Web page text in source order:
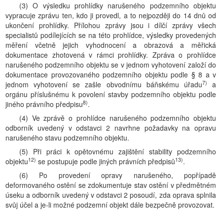
(3) O výsledku prohlídky narušeného podzemního objektu
vypracuje zprávu ten, kdo ji provedl, a to nejpozději do 14 dnů od
ukončení prohlídky. Přílohou zprávy jsou i dílčí zprávy všech
specialistů podílejících se na této prohlídce, výsledky provedených
měření včetně jejich vyhodnocení a obrazová a měřická
dokumentace zhotovená v rámci prohlídky. Zpráva o prohlídce
narušeného podzemního objektu se v jednom vyhotovení založí do
dokumentace provozovaného podzemního objektu podle § 8 a v
jednom vyhotovení se zašle obvodnímu báňskému úřadu7)
a
orgánu příslušnému k povolení stavby podzemního objektu podle
jiného právního předpisu8).
(4) Ve zprávě o prohlídce narušeného podzemního objektu
odborník uvedený v odstavci 2 navrhne požadavky na opravu
narušeného stavu podzemního objektu.
(5) Při práci k opětovnému zajištění stability podzemního
objektu12) se postupuje podle jiných právních předpisů13).
(6) Po provedení opravy narušeného, popřípadě
deformovaného ostění se zdokumentuje stav ostění v předmětném
úseku a odborník uvedený v odstavci 2 posoudí, zda oprava splnila
svůj účel a je-li možné podzemní objekt dále bezpečně provozovat.